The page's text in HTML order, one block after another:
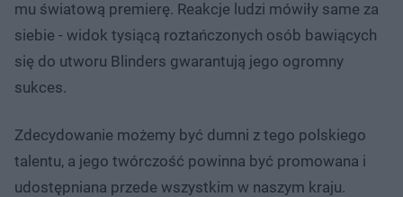
mu światową premierę. Reakcje ludzi mówiły same za
siebie - widok tysiącą roztańczonych osób bawiących
się do utworu Blinders gwarantują jego ogromny
sukces.
Zdecydowanie możemy być dumni z tego polskiego
talentu, a jego twórczość powinna być promowana i
udostępniana przede wszystkim w naszym kraju.